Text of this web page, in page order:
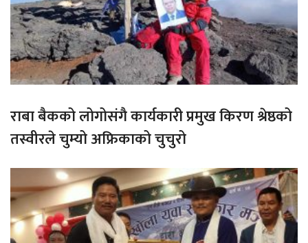
राबा बैकको लोगोसंगै कार्यकारी प्रमुख किरण श्रेष्ठको
तस्वीरले चुम्यो अफ्रिकाको चुचुरो